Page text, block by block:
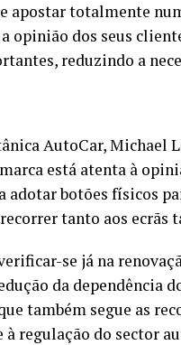
apostar totalmente
opinião dos seus
reduzindo a
AutoCar, Michael
está atenta à
adotar botões físicos
tanto aos ecrãs
se já na
da dependência
também segue as
à regulação do sector